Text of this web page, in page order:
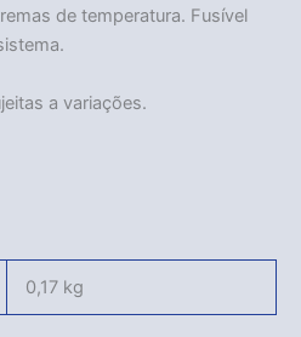
de temperatura. Fusível
a variações.
0,17 kg